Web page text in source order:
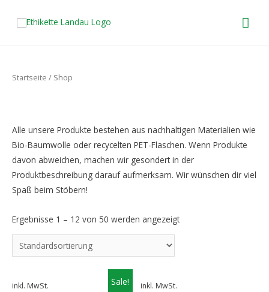
Startseite / Shop
Alle unsere Produkte bestehen aus nachhaltigen Materialien wie
Bio-Baumwolle oder recycelten PET-Flaschen. Wenn Produkte
davon abweichen, machen wir gesondert in der
Produktbeschreibung darauf aufmerksam. Wir wünschen dir viel
Spaß beim Stöbern!
Ergebnisse 1 – 12 von 50 werden angezeigt
Sale!
inkl. MwSt.
inkl. MwSt.